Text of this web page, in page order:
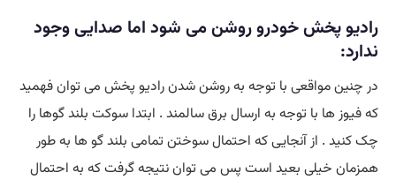
رادیو پخش خودرو روشن می شود اما صدایی وجود
ندارد:
در چنین مواقعی با توجه به روشن شدن رادیو پخش می توان فهمید
که فیوز ها با توجه به ارسال برق سالمند . ابتدا سوکت بلند گوها را
چک کنید . از آنجایی که احتمال سوختن تمامی بلند گو ها به طور
همزمان خیلی بعید است پس می توان نتیجه گرفت که به احتمال